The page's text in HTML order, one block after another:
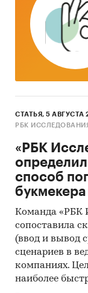
СТАТЬЯ, 5 АВГУСТА
РБК
«РБК
способ
Команда «РБК
сопоставила
(ввод и вывод
сценариев в
компаниях.
наиболее